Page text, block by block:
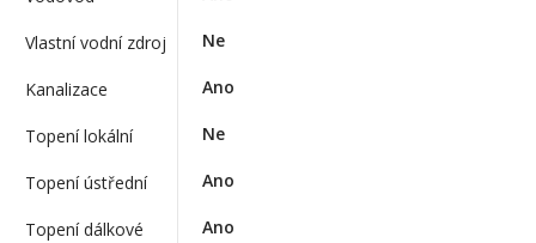
Vlastní vodní zdroj Ne
Kanalizace Ano
Topení lokální Ne
Topení ústřední Ano
Topení dálkové Ano